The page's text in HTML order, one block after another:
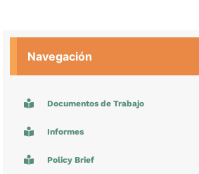
Navegación
Documentos de Trabajo
Informes
Policy Brief